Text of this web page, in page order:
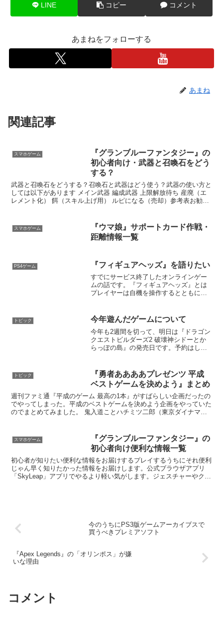
LINE コピー コメント
あまねをフォローする
あまね
関連記事
スマホゲーム
『グランブルーファンタジー』の
初心者向け・武器と召喚石をどう
する？
武器と召喚石をどうする？召喚石と武器はどう使う？武器の使い方と
しては以下があります メイン武器 編成武器 上限解放待ち 産廃（エ
レメント化） 餌（スキル上げ用） ルピになる（売却）参考表お勧め
スマホゲーム
『ウマ娘』サポートカード作戦・
距離情報一覧
PS4ゲーム 『フィギュアヘッズ』を語りたい
すでにサービス終了したオンラインゲー
ムの話です。『フィギュアヘッズ』とは
プレイヤーは自機を操作するとともに、
の人に大人気であった。『2Foot』とは
『フィギュアヘッ...
トピック 今年遊んだゲームについて
今年も2週間を切って、明日は『ドラゴン
クエストビルダーズ2 破壊神シドーとか
らっぽの島』の発売日です。予約はして
思います。今年遊んだゲーム一覧ファミ
リーコンピュータ（フ...
トピック
『勇者ああああプレゼンツ 平成
ベストゲームを決めよう』まとめ
週刊ファミ通『平成のゲーム 最高の1本』がすばらしい企画だったの
でやってしまった。平成のベストゲームを決めよう企画をやっていた
のでまとめてみました。 鬼入道ことハチミツ二郎（東京ダイナマイ
スマホゲーム
『グランブルーファンタジー』の
初心者向け便利な情報一覧
初心者が知りたい便利な情報をお届けするプレイするうちにそれ便利
じゃん早く知りたかった情報をお届けします。公式ブラウザアプリ
「SkyLeap」アプリでやるより軽い気がします。ジェスチャーやクイ
今のうちにPS3版ゲームアーカイブスで
買うべきプレミアソフト
『Apex Legends』の「オリンポス」が嫌
いな理由
コメント